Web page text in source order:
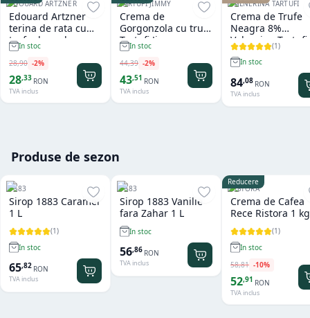
EDOUARD ARTZNER
Edouard Artzner
terina de rata cu
trufe de padure
100g
In stoc
28,90 -2%
28,33 RON
TVA inclus
TARTUFI JIMMY
Crema de
Gorgonzola cu trufe
Tartufi Jimmy
In stoc
44,39 -2%
43,51 RON
TVA inclus
VALNERINA TARTUFI
Crema de Trufe
Neagra 8%
Valnerina Tartufi
500 gr
(1)
In stoc
84,08 RON
TVA inclus
Produse de sezon
1883
Sirop 1883 Caramel
1 L
(1)
In stoc
65,82 RON
TVA inclus
1883
Sirop 1883 Vanilie
fara Zahar 1 L
In stoc
56,86 RON
TVA inclus
Reducere
RISTORA
Crema de Cafea
Rece Ristora 1 kg
(1)
In stoc
58,81 -10%
52,91 RON
TVA inclus